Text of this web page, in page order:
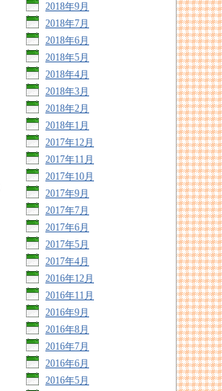
2018年9月
2018年7月
2018年6月
2018年5月
2018年4月
2018年3月
2018年2月
2018年1月
2017年12月
2017年11月
2017年10月
2017年9月
2017年7月
2017年6月
2017年5月
2017年4月
2016年12月
2016年11月
2016年9月
2016年8月
2016年7月
2016年6月
2016年5月